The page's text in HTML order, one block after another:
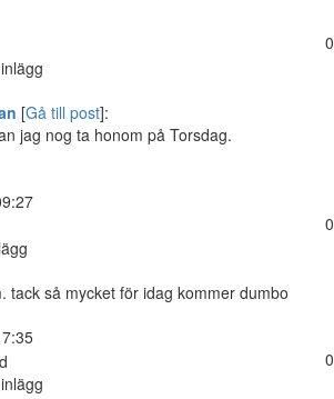
0
[Gå till post]:
jag nog ta honom på Torsdag.
0
tack så mycket för idag kommer dumbo
0